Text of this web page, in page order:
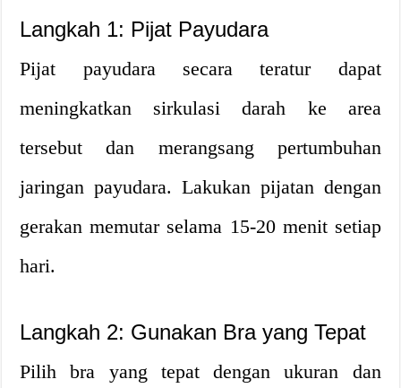
Langkah 1: Pijat Payudara
Pijat payudara secara teratur dapat
meningkatkan sirkulasi darah ke area
tersebut dan merangsang pertumbuhan
jaringan payudara. Lakukan pijatan dengan
gerakan memutar selama 15-20 menit setiap
hari.
Langkah 2: Gunakan Bra yang Tepat
Pilih bra yang tepat dengan ukuran dan